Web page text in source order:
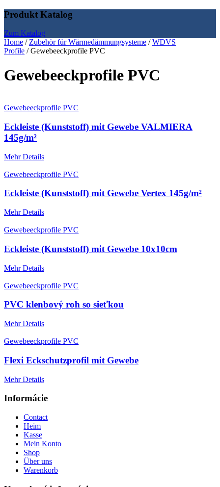
Produkt Katalog
Zum Katalog
Home /Zubehör für Wärmedämmungsysteme /WDVS
Profile / Gewebeeckprofile PVC
Gewebeeckprofile PVC
Gewebeeckprofile PVC
Eckleiste (Kunststoff) mit Gewebe VALMIERA
145g/m²
Mehr Details
Gewebeeckprofile PVC
Eckleiste (Kunststoff) mit Gewebe Vertex 145g/m²
Mehr Details
Gewebeeckprofile PVC
Eckleiste (Kunststoff) mit Gewebe 10x10cm
Mehr Details
Gewebeeckprofile PVC
PVC klenbový roh so sieťkou
Mehr Details
Gewebeeckprofile PVC
Flexi Eckschutzprofil mit Gewebe
Mehr Details
Informácie
Contact
Heim
Kasse
Mein Konto
Shop
Über uns
Warenkorb